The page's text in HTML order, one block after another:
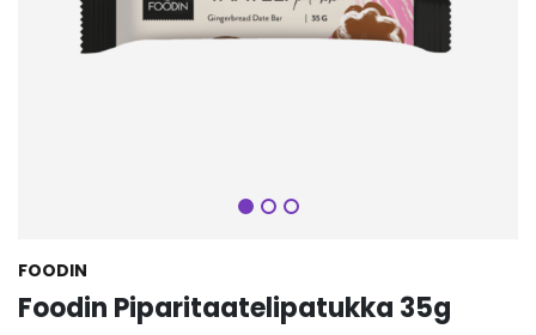
FOODIN
Foodin Piparitaatelipatukka 35g